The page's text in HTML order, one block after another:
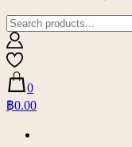
0
฿0.00